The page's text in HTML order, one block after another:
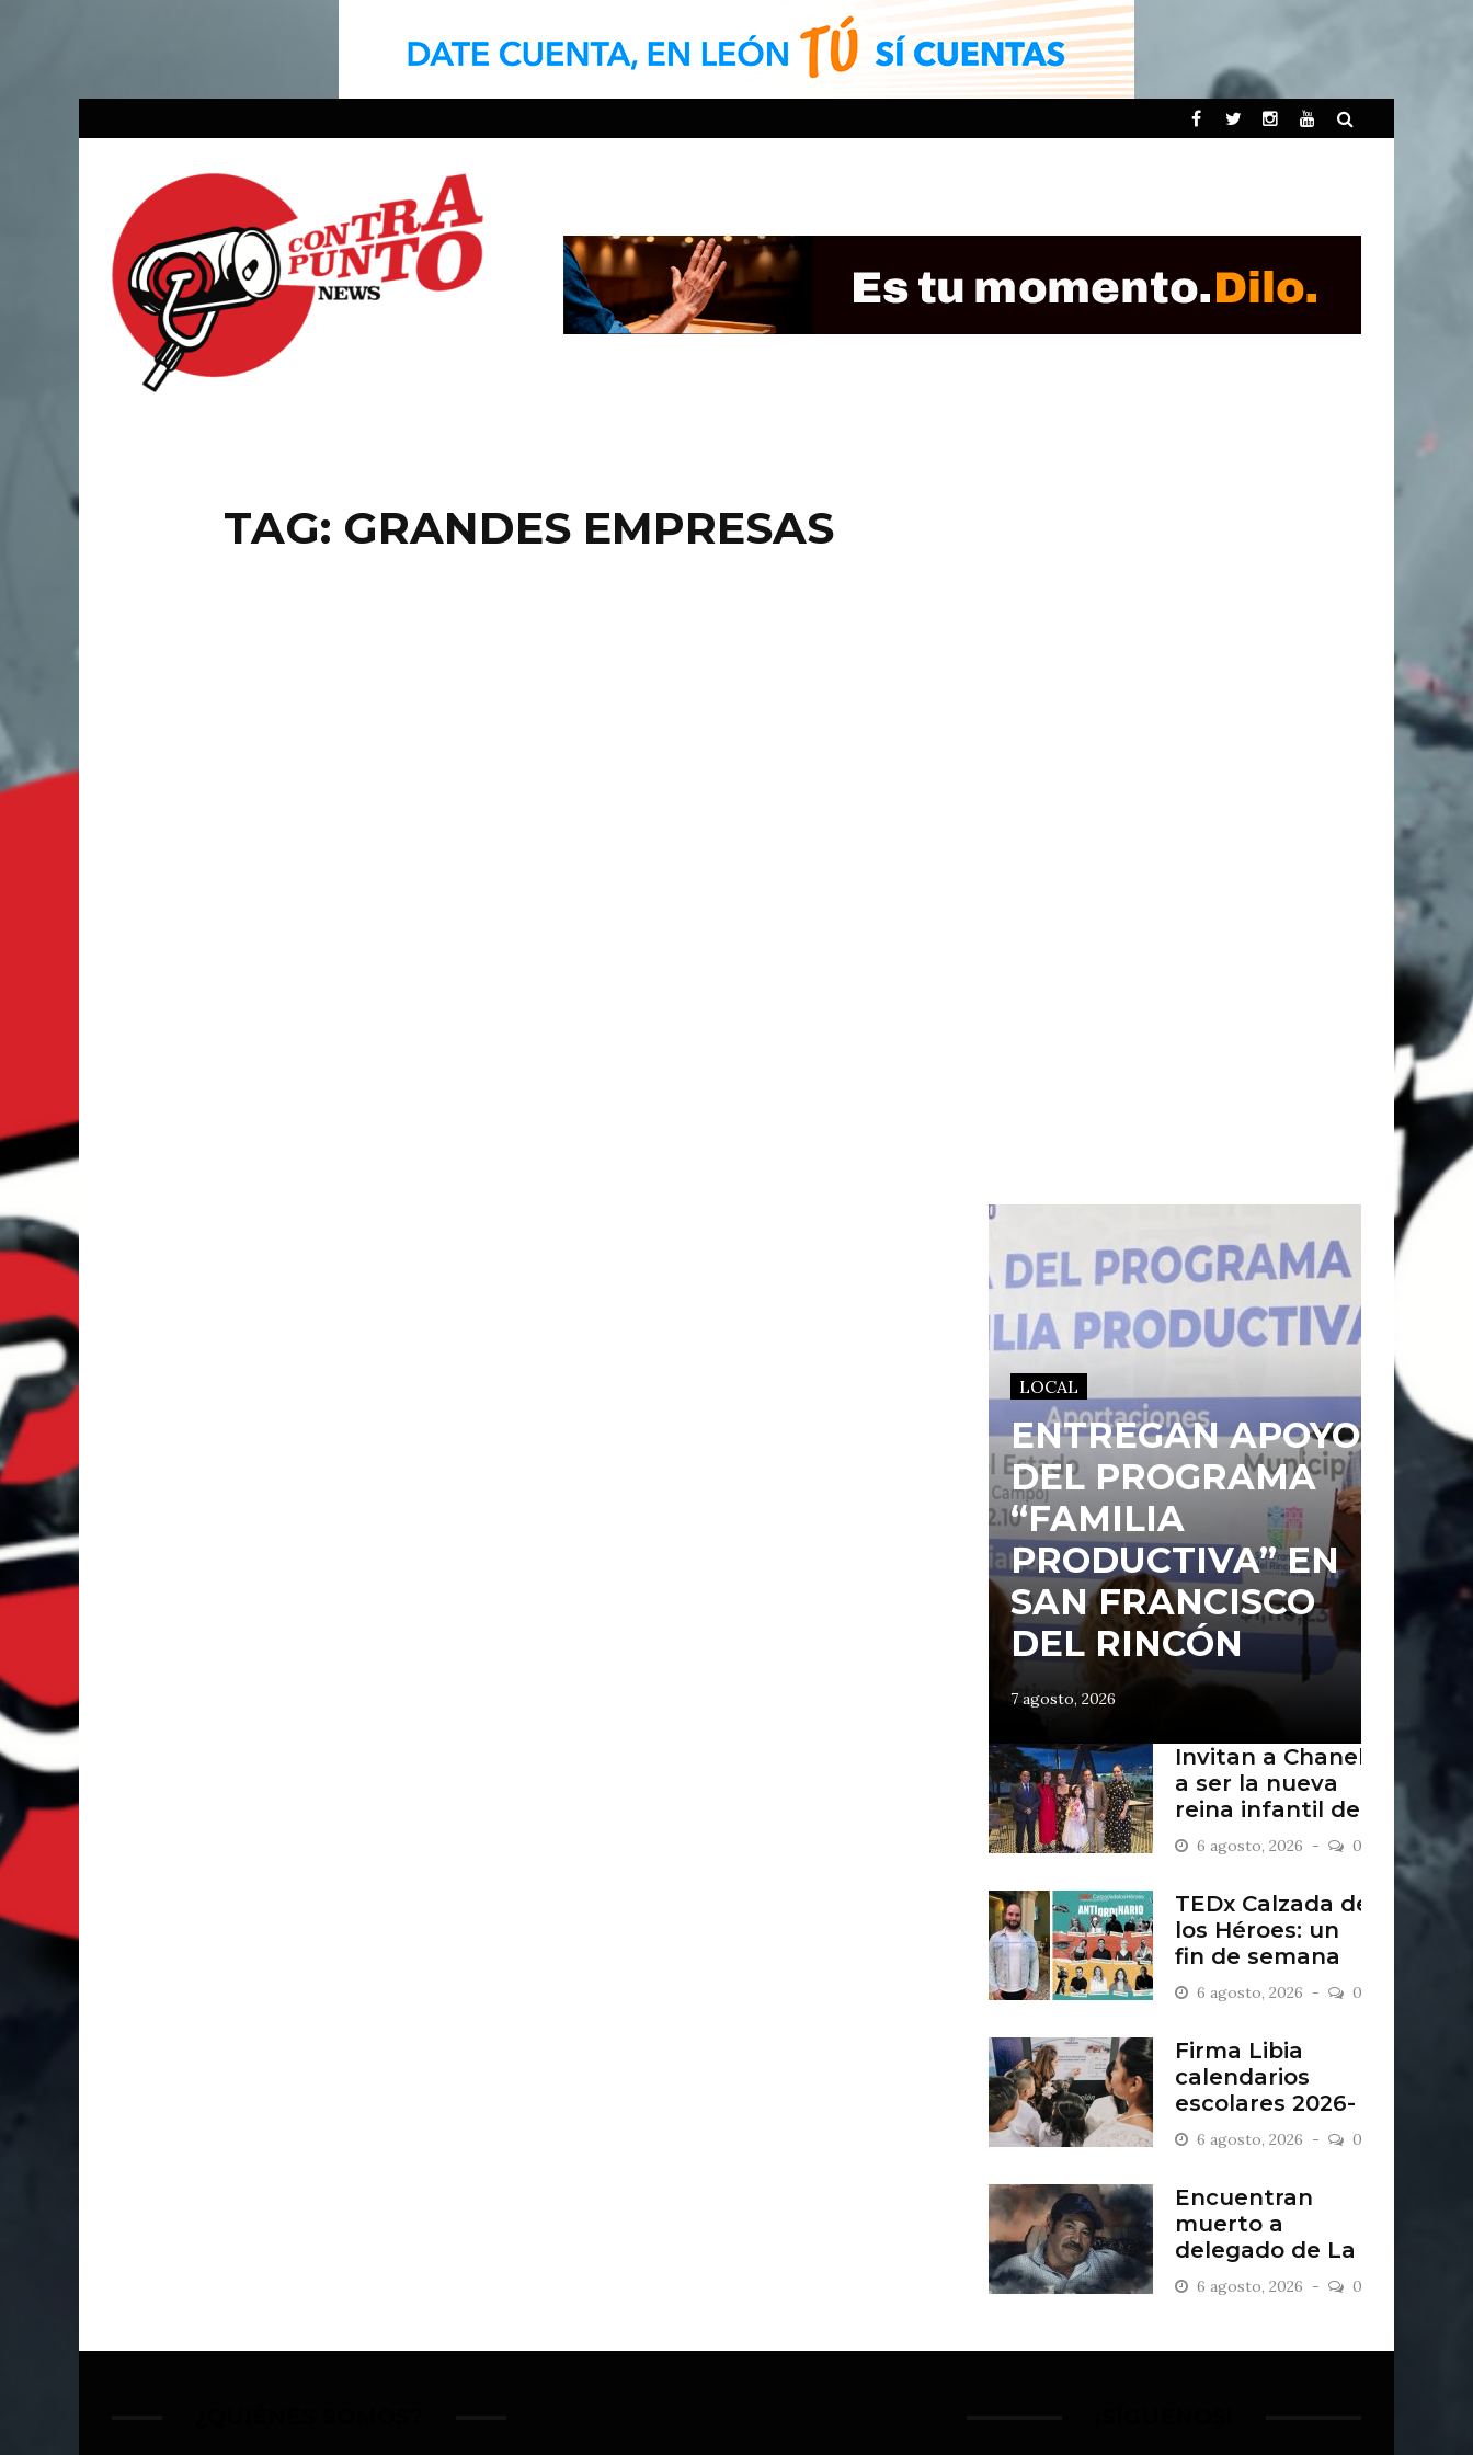
TAG: GRANDES EMPRESAS
LOCAL
ENTREGAN APOYOS
DEL PROGRAMA
“FAMILIA
PRODUCTIVA” EN
SAN FRANCISCO
DEL RINCÓN
7 agosto, 2026
Invitan a Chanel
a ser la nueva
reina infantil de
San Francisco
del Rincón
6 agosto, 2026 0
TEDx Calzada de
los Héroes: un
fin de semana
“Antiordinario”
en León
6 agosto, 2026 0
Firma Libia
calendarios
escolares 2026-
2027
6 agosto, 2026 0
Encuentran
muerto a
delegado de La
Sandía
6 agosto, 2026 0